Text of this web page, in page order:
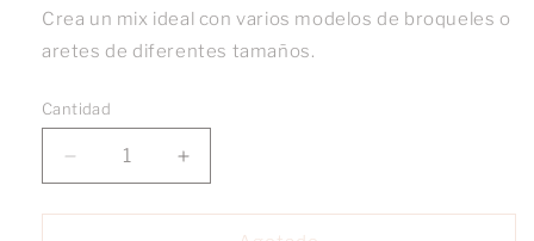
Crea un mix ideal con varios modelos de broqueles o
aretes de diferentes tamaños.
Cantidad
Reducir
cantidad
para
Aumentar
cantidad
para